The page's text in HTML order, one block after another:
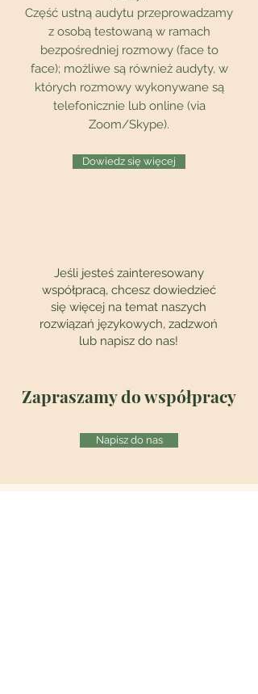
Część ustną audytu przeprowadzamy
z osobą testowaną w ramach
bezpośredniej rozmowy (face to
face); możliwe są również audyty, w
których rozmowy wykonywane są
telefonicznie lub online (via
Zoom/Skype).
Dowiedz się więcej
Jeśli jesteś zainteresowany
współpracą, chcesz dowiedzieć
się więcej na temat naszych
rozwiązań językowych, zadzwoń
lub napisz do nas!
Zapraszamy do współpracy
Napisz do nas